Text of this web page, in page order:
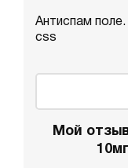
Антиспам
css
Мой